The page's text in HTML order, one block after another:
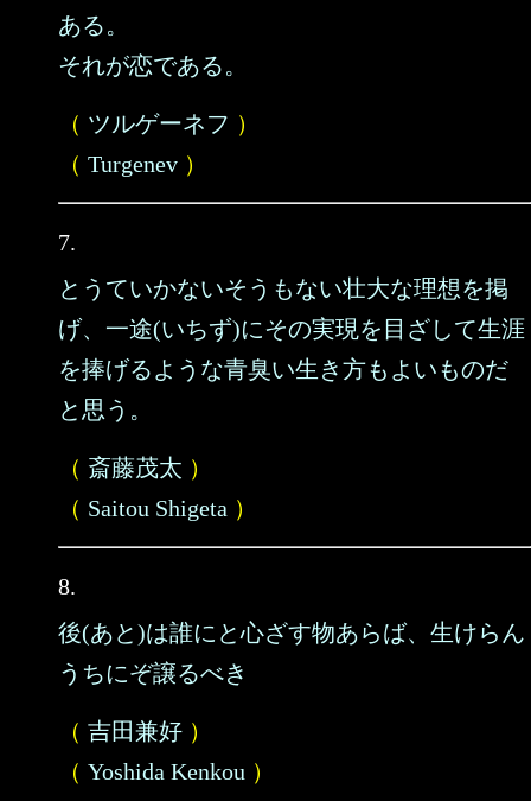
ある。
それが恋である。
（ ツルゲーネフ ）
（ Turgenev ）
7.
とうていかないそうもない壮大な理想を掲
げ、一途(いちず)にその実現を目ざして生涯
を捧げるような青臭い生き方もよいものだ
と思う。
（ 斎藤茂太 ）
（ Saitou Shigeta ）
8.
後(あと)は誰にと心ざす物あらば、生けらん
うちにぞ譲るべき
（ 吉田兼好 ）
（ Yoshida Kenkou ）